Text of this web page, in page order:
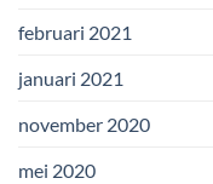
februari 2021
januari 2021
november 2020
mei 2020